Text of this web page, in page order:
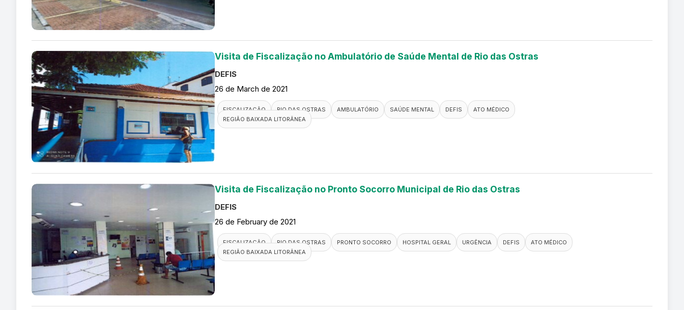
Visita de Fiscalização no Ambulatório de Saúde Mental de Rio das Ostras
DEFIS
26 de March de 2021
FISCALIZAÇÃO RIO DAS OSTRAS AMBULATÓRIO SAÚDE MENTAL DEFIS
ATO MÉDICO
REGIÃO BAIXADA LITORÂNEA
Visita de Fiscalização no Pronto Socorro Municipal de Rio das Ostras
DEFIS
26 de February de 2021
FISCALIZAÇÃO RIO DAS OSTRAS PRONTO SOCORRO HOSPITAL GERAL URGÊNCIA DEFIS
ATO MÉDICO
REGIÃO BAIXADA LITORÂNEA